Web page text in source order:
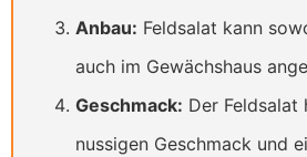
Anbau: Feldsalat kann
auch im Gewächshaus
Geschmack: Der Feldsalat
nussigen Geschmack und